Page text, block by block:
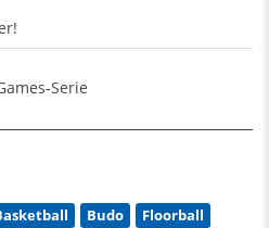
Serie
Budo
Floorball